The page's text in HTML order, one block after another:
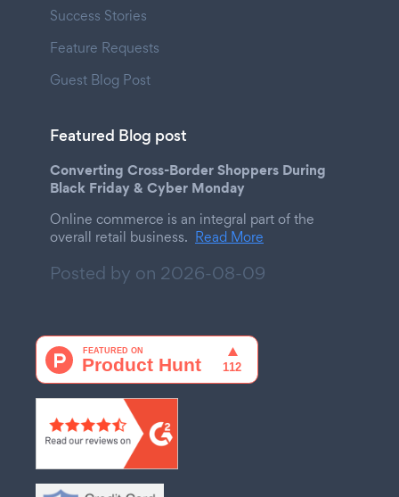
Success Stories
Feature Requests
Guest Blog Post
Featured Blog post
Converting Cross-Border Shoppers During
Black Friday & Cyber Monday
Online commerce is an integral part of the
overall retail business. Read More
Posted by on 2026-08-09